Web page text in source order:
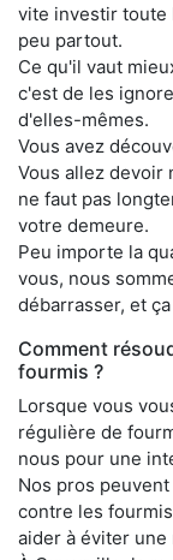
vite investir toute
peu partout.
Ce qu'il vaut
c'est de les
d'elles-mêmes.
Vous avez
Vous allez devoir
ne faut pas
votre demeure.
Peu importe la
vous, nous
débarrasser, et
Comment
fourmis ?
Lorsque vous
régulière de
nous pour une
Nos pros
contre les
aider à éviter